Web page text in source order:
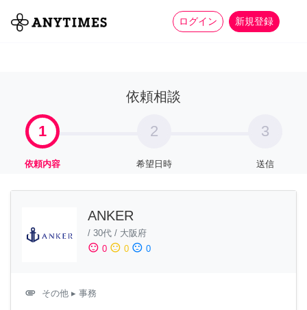
ログイン 新規登録
全て 家事 more_horiz
依頼相談
1
依頼内容
2
希望日時
3
送信
ANKER
/ 30代 / 大阪府
sentiment_satisfied 0 sentiment_neutral 0 sentiment_dissatisfied 0
attachment その他 ▸ 事務